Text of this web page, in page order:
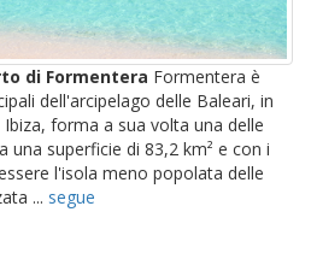
di Formentera Formentera è
dell'arcipelago delle Baleari, in
forma a sua volta una delle
una superficie di 83,2 km² e con i
l'isola meno popolata delle
... segue